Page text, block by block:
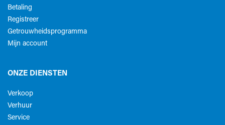
Betaling
Registreer
Getrouwheidsprogramma
Mijn account
ONZE DIENSTEN
Verkoop
Verhuur
Service